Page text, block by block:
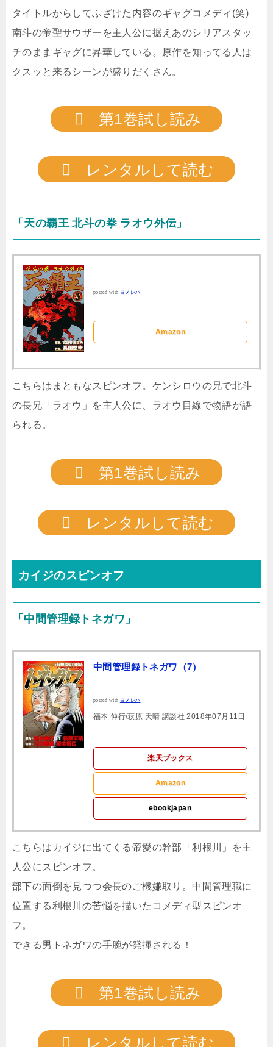
タイトルからしてふざけた内容のギャグコメディ(笑)
南斗の帝聖サウザーを主人公に据えあのシリアスタッ
チのままギャグに昇華している。原作を知ってる人は
クスッと来るシーンが盛りだくさん。
第1巻試し読み
レンタルして読む
「天の覇王 北斗の拳 ラオウ外伝」
posted with ヨメレバ
Amazon
こちらはまともなスピンオフ。ケンシロウの兄で北斗
の長兄「ラオウ」を主人公に、ラオウ目線で物語が語
られる。
第1巻試し読み
レンタルして読む
カイジのスピンオフ
「中間管理録トネガワ」
中間管理録トネガワ（7）
posted with ヨメレバ
福本 伸行/萩原 天晴 講談社 2018年07月11日
楽天ブックス
Amazon
ebookjapan
こちらはカイジに出てくる帝愛の幹部「利根川」を主
人公にスピンオフ。
部下の面倒を見つつ会長のご機嫌取り。中間管理職に
位置する利根川の苦悩を描いたコメディ型スピンオ
フ。
できる男トネガワの手腕が発揮される！
第1巻試し読み
レンタルして読む